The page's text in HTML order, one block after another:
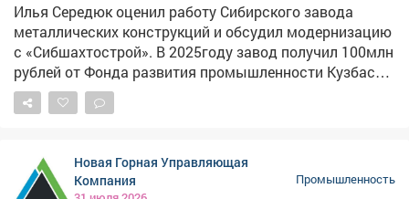
Илья Середюк оценил работу Сибирского завода
металлических конструкций и обсудил модернизацию
с «Сибшахтострой». В 2025году завод получил 100млн
рублей от Фонда развития промышленности Кузбасса-
на эти деньги закупили лазерные станки,
роботизированный комплекс, плазменную резку и
конкурентоспособность производства». Проект
реализуют до 2030года.
Новая Горная Управляющая
Компания
Промышленность